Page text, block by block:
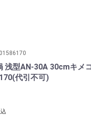
浅型AN-30A 30cmキメ
代引不可)